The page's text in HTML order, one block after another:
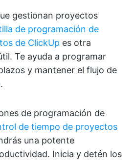
gestionan proyectos
de programación de
de ClickUp es otra
Te ayuda a programar
y mantener el flujo de
de programación de
de tiempo de proyectos
una potente
Inicia y detén los